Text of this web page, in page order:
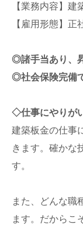
【業務内容】
【雇用形態】正
◎諸手当あり、
◎社会保険完備
◇仕事にやりが
建築板金の仕事
きます。確かな
す。
また、どんな職
ます。だからこ